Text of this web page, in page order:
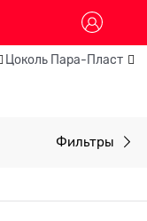
Цоколь Пара-Пласт
Фильтры